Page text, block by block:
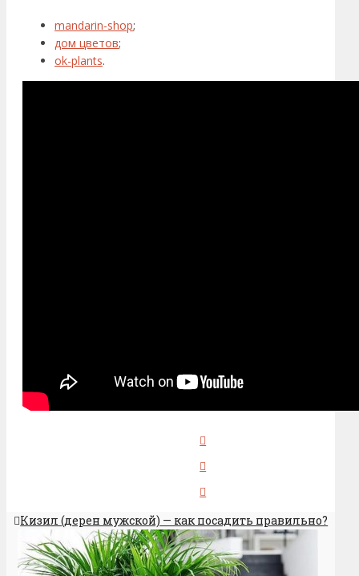
mandarin-shop;
дом цветов;
ok-plants.
Кизил (дерен мужской) — как посадить правильно?